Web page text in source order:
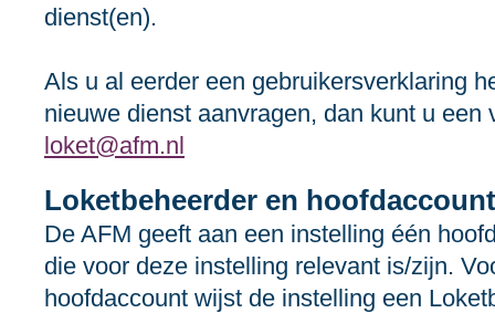
dienst(en).
Als u al eerder een gebruikersverklaring
nieuwe dienst aanvragen, dan kunt u een
loket@afm.nl
Loketbeheerder en hoofdaccount
De AFM geeft aan een instelling één
die voor deze instelling relevant is/zijn.
hoofdaccount wijst de instelling een